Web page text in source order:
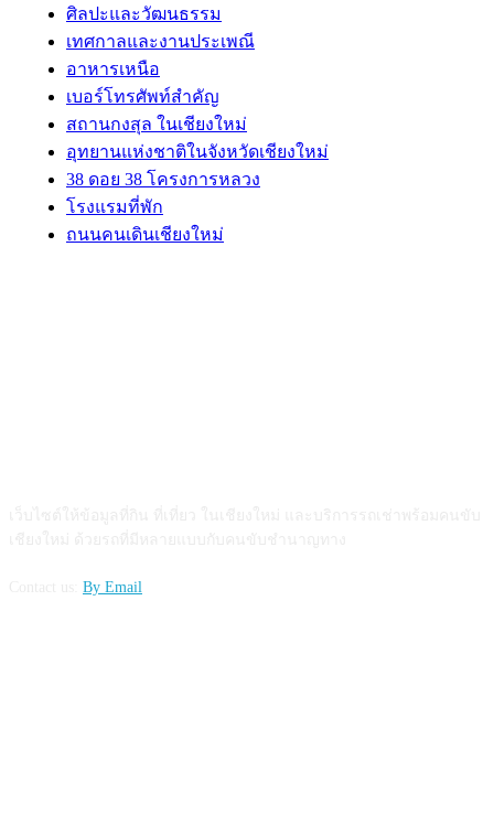
ศิลปะและวัฒนธรรม
เทศกาลและงานประเพณี
อาหารเหนือ
เบอร์โทรศัพท์สำคัญ
สถานกงสุล ในเชียงใหม่
อุทยานแห่งชาติในจังหวัดเชียงใหม่
38 ดอย 38 โครงการหลวง
โรงแรมที่พัก
ถนนคนเดินเชียงใหม่
By Email